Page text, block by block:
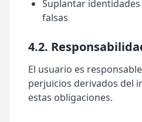
Suplantar
falsas
4.2.
El usuario es
perjuicios derivados del
estas obligaciones.